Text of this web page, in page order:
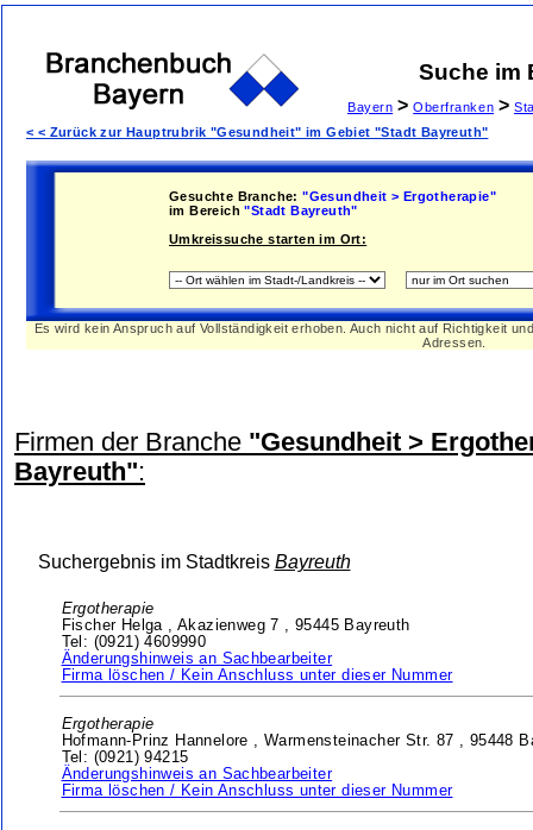
Suche im
Bayern > Oberfranken >
< < Zurück zur Hauptrubrik "Gesundheit" im Gebiet "Stadt Bayreuth"
Gesuchte Branche: "Gesundheit > Ergotherapie"
im Bereich "Stadt Bayreuth"
Umkreissuche starten im Ort:
Es wird kein Anspruch auf Vollständigkeit erhoben. Auch nicht auf Richtigkeit
Adressen.
Firmen der Branche "Gesundheit >
Bayreuth":
Suchergebnis im Stadtkreis Bayreuth
Ergotherapie
Fischer Helga , Akazienweg 7 , 95445 Bayreuth
Tel: (0921) 4609990
Änderungshinweis an Sachbearbeiter
Firma löschen / Kein Anschluss unter dieser Nummer
Ergotherapie
Hofmann-Prinz Hannelore , Warmensteinacher Str. 87 , 95448
Tel: (0921) 94215
Änderungshinweis an Sachbearbeiter
Firma löschen / Kein Anschluss unter dieser Nummer